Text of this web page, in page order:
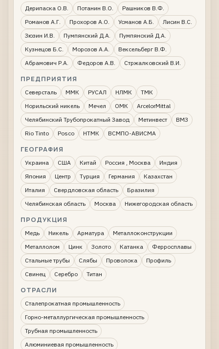
Дерипаска О.В. Потанин В.О.
Рашников В.Ф.
Романов А.Г.
Прохоров А.О. Усманов А.Б.
Лисин В.С.
Зюзин И.В.
Пумпянский Д.А.
Пумпянский Д.А.
Кузнецов Б.С.
Морозов А.А.
Вексельберг В.Ф.
Абрамович Р.А.
Федоров А.В. Стржалковский В.И.
ПРЕДПРИЯТИЯ
Северсталь ММК РУСАЛ НЛМК
ТМК
Норильский никель
Мечел ОМК
ArcelorMittal
Челябинский Трубопрокатный Завод
Метинвест
ВМЗ
Rio Tinto
Posco НТМК ВСМПО-АВИСМА
ГЕОГРАФИЯ
Украина США Китай Россия , Москва
Индия
Япония
Центр Турция Германия
Казахстан
Италия
Свердловская область
Бразилия
Челябинская область
Москва Нижегородская область
ПРОДУКЦИЯ
Медь Никель Арматура
Металлоконструкции
Металлолом
Цинк Золото Катанка
Ферросплавы
Стальные трубы
Слябы Проволока
Профиль
Свинец
Серебро Титан
ОТРАСЛИ
Сталепрокатная промышленность
Горно-металлургическая промышленность
Трубная промышленность
Алюминиевая промышленность